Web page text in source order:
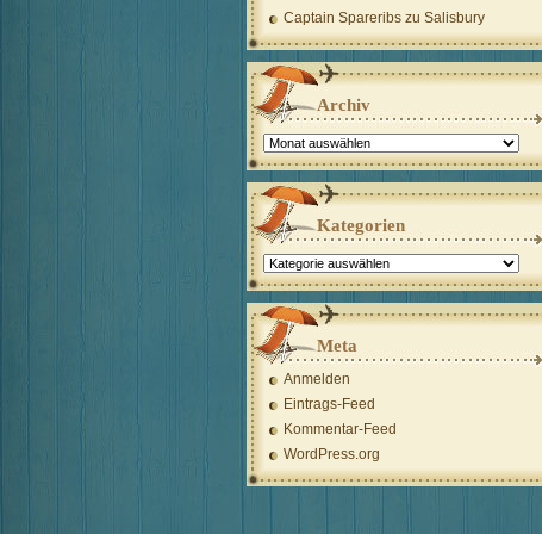
Captain Spareribs zu Salisbury
Archiv
Archiv
Kategorien
Kategorien
Meta
Anmelden
Eintrags-Feed
Kommentar-Feed
WordPress.org